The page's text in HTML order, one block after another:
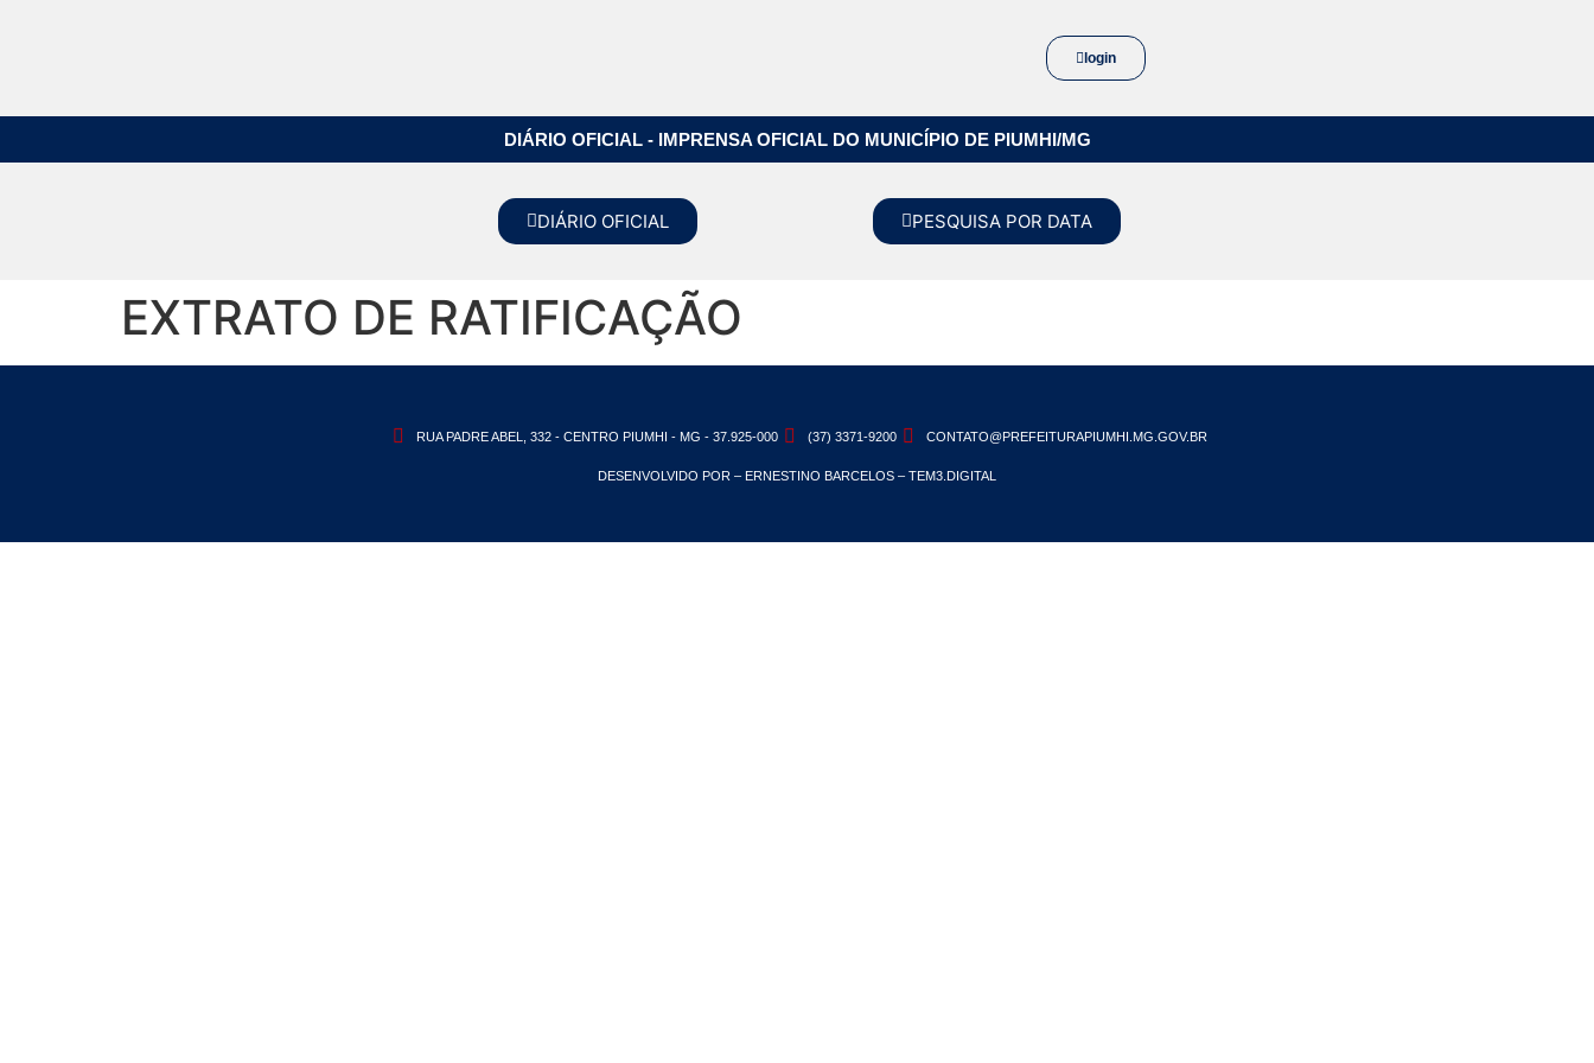
login
DIÁRIO OFICIAL - IMPRENSA OFICIAL DO MUNICÍPIO DE PIUMHI/MG
DIÁRIO OFICIAL PESQUISA POR DATA
EXTRATO DE RATIFICAÇÃO
RUA PADRE ABEL, 332 - CENTRO PIUMHI - MG - 37.925-000 (37) 3371-9200 CONTATO@PREFEITURAPIUMHI.MG.GOV.BR
DESENVOLVIDO POR – ERNESTINO BARCELOS – TEM3.DIGITAL